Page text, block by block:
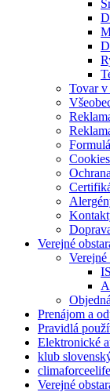
Tovar
Cookies
Verejné
Verejné
Prenájom a
Pravidlá
Elektronické
klub
climaforceelife
Verejné